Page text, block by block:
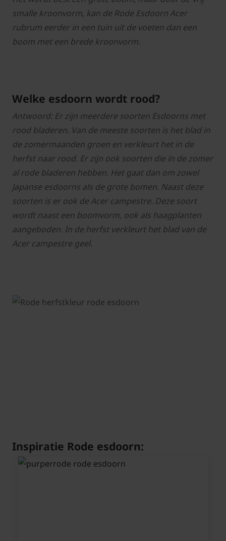
smalle kroonvorm, kan de Rode Esdoorn Acer
rubrum eerder in een tuin uit de voeten dan een
boom met een brede kroonvorm.
Welke esdoorn wordt rood?
Antwoord: Er zijn meerdere soorten Esdoorns met
rood bladeren. Van de meeste soorten is het blad in
de zomermaanden groen en verkleurt het in de
herfst naar rood. Er zijn ook soorten die in de zomer
al rode bladeren hebben. Het gaat dan om zowel
Japanse esdoorns als de grote bomen. Naast deze
soorten is er ook de Acer campestre. Deze soort
wordt naast een boomvorm, ook als haagplanten
aangeboden. In de herfst verkleurt het blad van de
Acer campestre geel.
Inspiratie Rode esdoorn: